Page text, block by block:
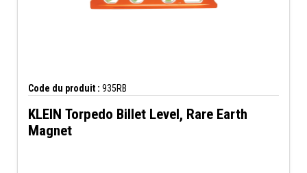
Code du produit : 935RB
KLEIN Torpedo Billet Level, Rare Earth
Magnet